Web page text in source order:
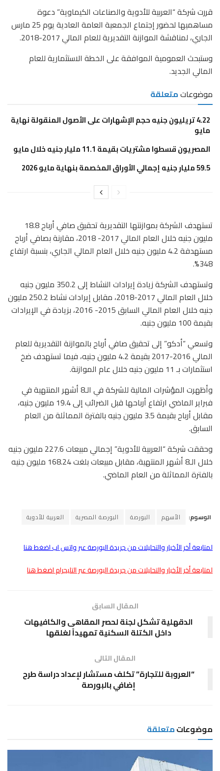
قررت شركة “العربية للأدوية والصناعات الكيماوية” دعوة
مساهميها لحضور إجتماع الجمعية العامة العادية يوم 25 مارس
الجاري، لمناقشة الموازنة التقديرية للعام المالي 2017-2018.
وستبحث العمومية الموافقة على الخطة الاستثمارية للعام
المالي الجديد.
موضوعاتمتعلقة
4.22 تريليون جنيه حجم الإشهارات على الأصول المنقولة نهاية
مايو
المصريون قسطوا مشتريات بقيمة 11.1 مليار جنيه خلال مايو
59.5 مليار جنيه إجمالي الأوراق المخصمة بنهاية مايو 2026
تستهدف الشركة بموازنتها التقديرية تحقيق صافي أرباح 18.8
مليون جنيه خلال العام المالي 2017- 2018، مقارنة بصافي أرباح
مستهدفة 4.2 مليون جنيه خلال العام المالي الجاري، بنسبة ارتفاع
348%.
وتستهدف الشركة زيادة إيرادات النشاط إلى 350.2 مليون جنيه
خلال العام المالي 2017-2018، مقابل إيرادات نشاط 250.2 مليون
جنيه خلال العام المالي السابق 2015- 2016، بزيادة في الإيرادات
بقيمة 100 مليون جنيه.
وتسعي “أدكو” إلى تحقيق صافي أرباح بالموازنة التقديرية للعام
المالي 2016-2017 بقيمة 4.2 مليون جنيه، فيما تستهدف ضخ
استثمارات بـ 11 مليون جنيه خلال عام الموازنة.
وأظهرت المؤشرات المالية للشركة في الـ8 أشهر المنتهية في
فبراير الماضي ارتفاع أرباحها قبل الضرائب إلى 19.4 مليون جنيه،
مقابل أرباح بقيمة 3.5 مليون جنيه بالفترة المماثلة من العام
السابق.
وحققت شركة “العربية للأدوية” إجمالي مبيعات 227.6 مليون جنيه
خلال الـ8 أشهر المنتهية، مقابل مبيعات بلغت 168.24 مليون جنيه
بالفترة المماثلة من العام الماضي.
الوسوم: الأسهم البورصة البورصة المصرية العربية للأدوية
لمتابعة أخر الأخبار والتحليلات من جريدة البورصة عبر واتس اب اضغط هنا
لمتابعة أخر الأخبار والتحليلات من جريدة البورصة عبر التليجرام اضغط هنا
المقال السابق
الدقهلية تشكل لجنة لحصر المقاهى والكافيهات
داخل الكتلة السكنية تمهيداً لغلقها
المقال التالى
“العروبة للتجارة” تكلف مستشار لإعداد دراسة طرح
إضافي بالبورصة
موضوعاتمتعلقة